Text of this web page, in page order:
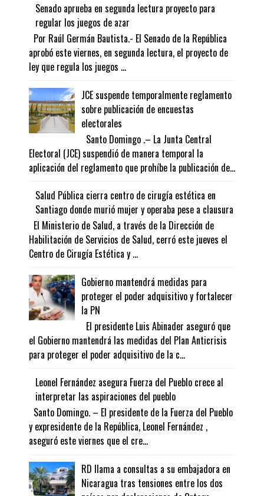
Senado aprueba en segunda lectura proyecto para
regular los juegos de azar
Por Raúl Germán Bautista.- El Senado de la República
aprobó este viernes, en segunda lectura, el proyecto de
ley que regula los juegos ...
JCE suspende temporalmente reglamento
sobre publicación de encuestas
electorales
Santo Domingo .– La Junta Central
Electoral (JCE) suspendió de manera temporal la
aplicación del reglamento que prohíbe la publicación de...
Salud Pública cierra centro de cirugía estética en
Santiago donde murió mujer y operaba pese a clausura
El Ministerio de Salud, a través de la Dirección de
Habilitación de Servicios de Salud, cerró este jueves el
Centro de Cirugía Estética y ...
Gobierno mantendrá medidas para
proteger el poder adquisitivo y fortalecer
la PN
El presidente Luis Abinader aseguró que
el Gobierno mantendrá las medidas del Plan Anticrisis
para proteger el poder adquisitivo de la c...
Leonel Fernández asegura Fuerza del Pueblo crece al
interpretar las aspiraciones del pueblo
Santo Domingo. – El presidente de la Fuerza del Pueblo
y expresidente de la República, Leonel Fernández ,
aseguró este viernes que el cre...
RD llama a consultas a su embajadora en
Nicaragua tras tensiones entre los dos